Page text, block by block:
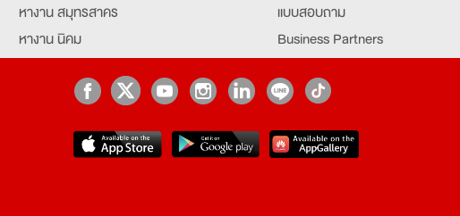
หางาน สมุทรสาคร
หางาน นิคม
แบบสอบถาม
Business Partners
Job Index
job